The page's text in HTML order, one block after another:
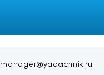
manager@yadachnik.ru